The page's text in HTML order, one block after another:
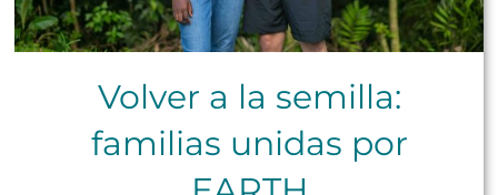
Volver a la semilla:
familias unidas por